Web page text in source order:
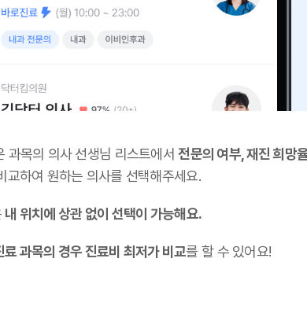
과목의 의사 선생님 리스트에서전문의 여부, 재진 희망
교하여 원하는 의사를 선택해주세요.
내 위치에 상관 없이 선택이 가능해요.
료 과목의 경우 진료비 최저가 비교를 할 수 있어요!